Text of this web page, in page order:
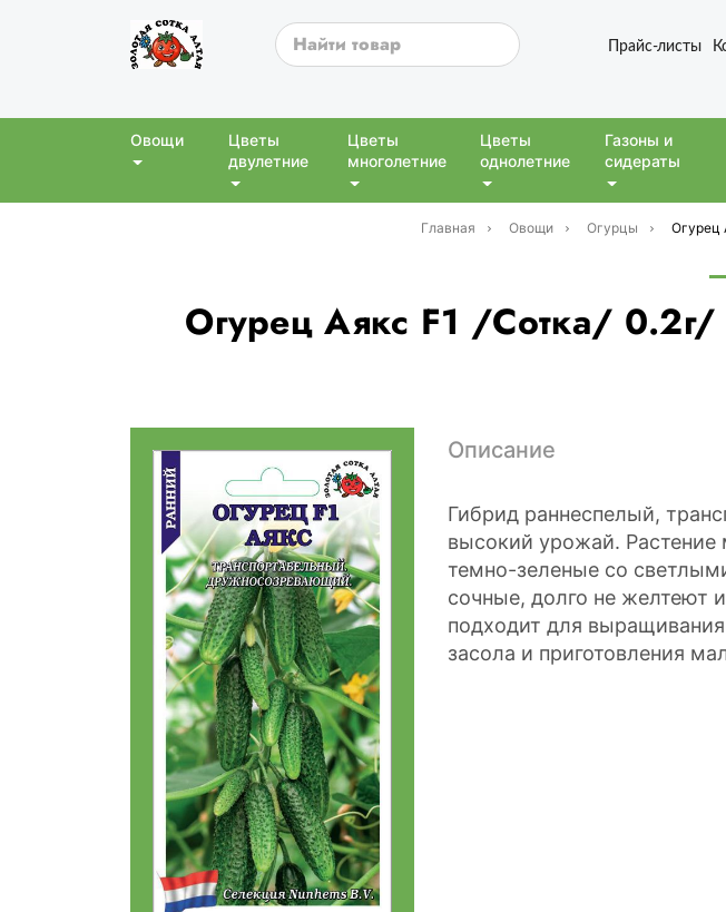
Прайс-листы
Овощи
Цветы
двулетние
Цветы
многолетние
Цветы
однолетние
Газоны и
сидераты
Главная Овощи Огурцы Огурец
Огурец Аякс F1 /Сотка/
Описание
Гибрид раннеспелый,
высокий урожай.
темно-зеленые со
сочные, долго не желтеют
подходит для
засола и приготовления